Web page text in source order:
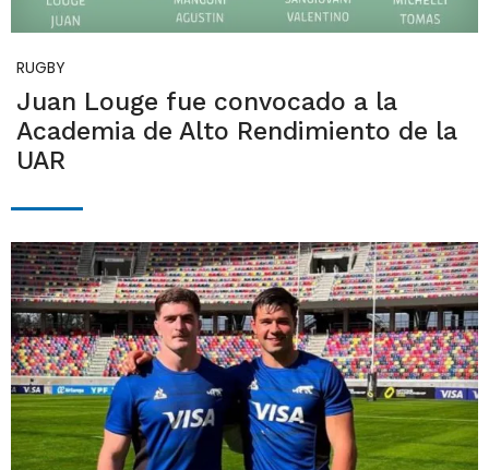
RUGBY
Juan Louge fue convocado a la
Academia de Alto Rendimiento de la
UAR